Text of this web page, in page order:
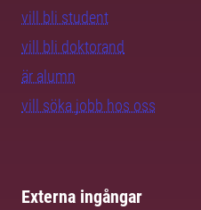
vill bli student
vill bli doktorand
är alumn
vill söka jobb hos oss
Externa ingångar